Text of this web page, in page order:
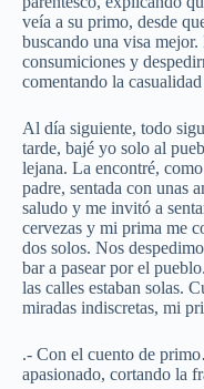
veía a su primo, desde
buscando una visa
consumiciones y
comentando la
Al día siguiente, todo
tarde, bajé yo solo al
lejana. La encontré,
padre, sentada con unas
saludo y me invitó a
cervezas y mi prima me
dos solos. Nos
bar a pasear por el
las calles estaban solas.
miradas indiscretas, mi
.- Con el cuento de
apasionado, cortando la